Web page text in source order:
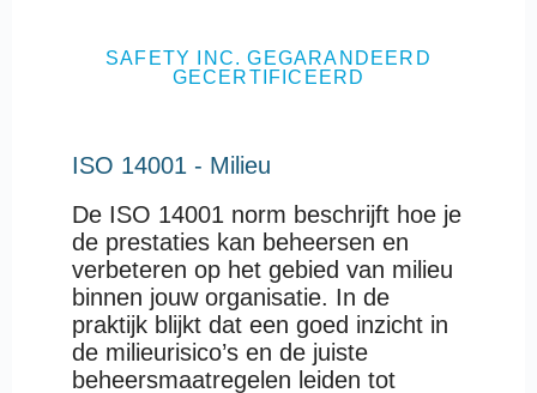
SAFETY INC. GEGARANDEERD
GECERTIFICEERD
ISO 14001 - Milieu
De ISO 14001 norm beschrijft hoe je
de prestaties kan beheersen en
verbeteren op het gebied van milieu
binnen jouw organisatie. In de
praktijk blijkt dat een goed inzicht in
de milieurisico’s en de juiste
beheersmaatregelen leiden tot